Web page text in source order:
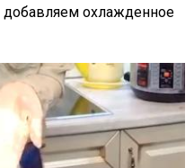
охлажденное